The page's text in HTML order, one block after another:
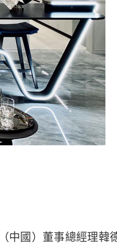
中國）董事總經理韓